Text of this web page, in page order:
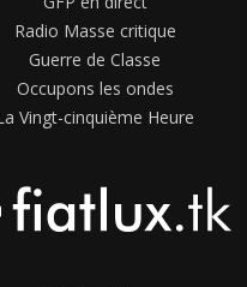
Radio Masse critique
Guerre de Classe
Occupons les ondes
Vingt-cinquième Heure